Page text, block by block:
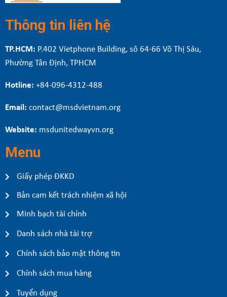
Thông tin liên hệ
TP.HCM: P.402 Vietphone Building, sô 64-66 Võ Thị Sáu,
Phường Tân Định, TPHCM
Hotline: +84-096-4312-488
Email: contact@msdvietnam.org
Website: msdunitedwayvn.org
Menu
Giấy phép ĐKKD
Bản cam kết trách nhiệm xã hội
Minh bạch tài chính
Danh sách nhà tài trợ
Chính sách bảo mật thông tin
Chính sách mua hàng
Tuyển dụng